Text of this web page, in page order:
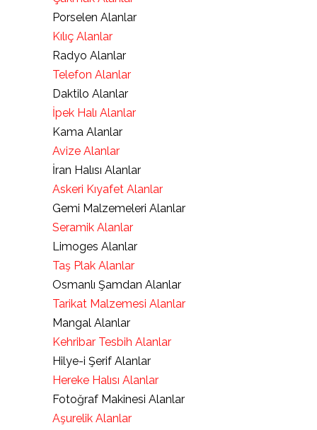
Porselen Alanlar
Kılıç Alanlar
Radyo Alanlar
Telefon Alanlar
Daktilo Alanlar
İpek Halı Alanlar
Kama Alanlar
Avize Alanlar
İran Halısı Alanlar
Askeri Kıyafet Alanlar
Gemi Malzemeleri Alanlar
Seramik Alanlar
Limoges Alanlar
Taş Plak Alanlar
Osmanlı Şamdan Alanlar
Tarikat Malzemesi Alanlar
Mangal Alanlar
Kehribar Tesbih Alanlar
Hilye-i Şerif Alanlar
Hereke Halısı Alanlar
Fotoğraf Makinesi Alanlar
Aşurelik Alanlar